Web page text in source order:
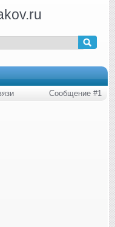
Сообщение #1